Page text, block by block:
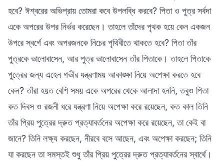
হবে? ঈশ্বরের অভিপ্রায় তোমরা কবে উপলব্ধি করবে? পিতা ও পুত্র সর্বদা
একে অপরের উপর নির্ভর করেছেন। তাহলে তাঁদের পৃথক হয়ে কেন একজন
উপরে স্বর্গে এবং অপরজনকে নিচের পৃথিবীতে থাকতে হবে? পিতা তাঁর
পুত্রকে ভালোবাসেন, আর পুত্র ভালোবাসেন তাঁর পিতাকে। তাহলে পিতাকে
পুত্রের জন্য এহেন গভীর যন্ত্রণাময় আকাঙ্ক্ষা নিয়ে অপেক্ষা করতে হবে
কেন? তাঁরা হয়ত বেশি সময় একে অপরের থেকে আলাদা হননি, তবুও পিতা
কত দিবস ও রজনী ধরে যন্ত্রণা নিয়ে অপেক্ষা করে রয়েছেন, কত কাল তিনি
তাঁর প্রিয় পুত্রের দ্রুত প্রত্যাবর্তনের অপেক্ষা করে রয়েছেন, তা কেই বা
জানে? তিনি লক্ষ্য করছেন, নীরবে বসে আছেন, এবং অপেক্ষা করছেন; তিনি
যা করছেন তা সমস্তই শুধু তাঁর প্রিয় পুত্রের দ্রুত প্রত্যাবর্তনের স্বার্থে।